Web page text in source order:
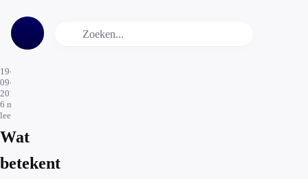
19-
09-
2017
6 min.
leestijd
Wat
betekent